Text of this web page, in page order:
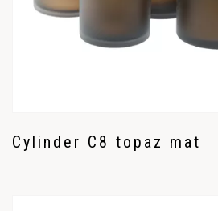
Cylinder C8 topaz mat